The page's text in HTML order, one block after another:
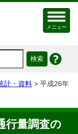
メニュー
計・資料 > 平成26年
行量調査の